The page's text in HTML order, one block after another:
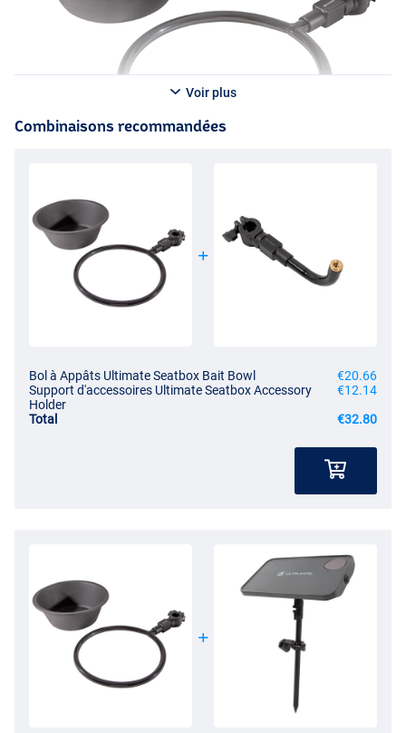
Voir plus
Combinaisons recommandées
Bol à Appâts Ultimate Seatbox Bait Bowl
€20.66
Support d'accessoires Ultimate Seatbox Accessory
Holder
€12.14
Total
€32.80